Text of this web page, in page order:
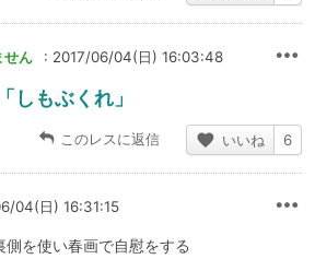
せん : 2017/06/04(日) 16:03:48
しもぶくれ」
このレスに返信 いいね 6
04(日) 16:31:15
を使い春画で自慰をする